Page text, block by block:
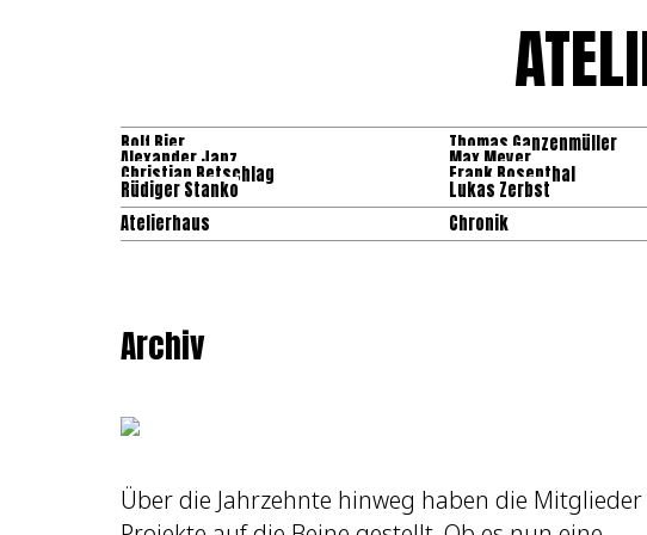
Rolf Bier Thomas Ganzenmüller
Alexander Janz Max Meyer
Christian Retschlag Frank Rosenthal
Rüdiger Stanko Lukas Zerbst
Atelierhaus
Chronik
Archiv
Über die Jahrzehnte hinweg haben die Mitglieder